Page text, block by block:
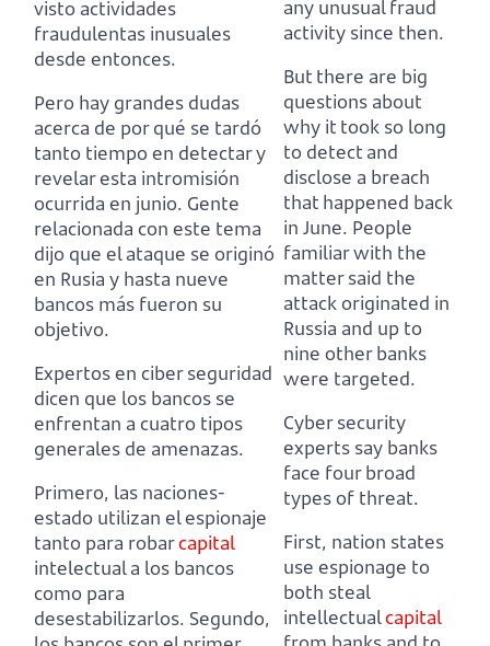
visto actividades
fraudulentas inusuales
desde entonces.
Pero hay grandes dudas
acerca de por qué se tardó
tanto tiempo en detectar y
revelar esta intromisión
ocurrida en junio. Gente
relacionada con este tema
dijo que el ataque se originó
en Rusia y hasta nueve
bancos más fueron su
objetivo.
Expertos en ciber seguridad
dicen que los bancos se
enfrentan a cuatro tipos
generales de amenazas.
Primero, las naciones-
estado utilizan el espionaje
tanto para robarcapital
intelectual a los bancos
como para
desestabilizarlos. Segundo,
any unusual fraud
activity since then.
But there are big
questions about
why it took so long
to detect and
disclose a breach
that happened back
in June. People
familiar with the
matter said the
attack originated in
Russia and up to
nine other banks
were targeted.
Cyber security
experts say banks
face four broad
types of threat.
First, nation states
use espionage to
both steal
intellectualcapital